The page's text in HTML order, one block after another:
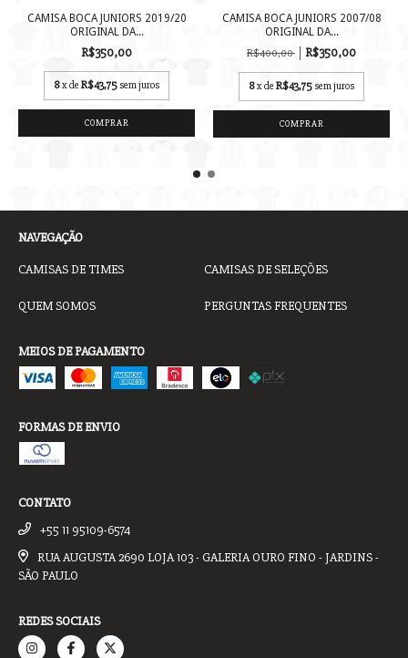
CAMISA BOCA JUNIORS 2019/20
ORIGINAL DA...
R$350,00
8x de R$43,75 sem juros
COMPRAR
CAMISA BOCA JUNIORS 2007/08
ORIGINAL DA...
R$400,00 R$350,00
8x de R$43,75 sem juros
COMPRAR
NAVEGAÇÃO
CAMISAS DE TIMES CAMISAS DE SELEÇÕES
QUEM SOMOS PERGUNTAS FREQUENTES
MEIOS DE PAGAMENTO
FORMAS DE ENVIO
CONTATO
+55 11 95109-6574
RUA AUGUSTA 2690 LOJA 103 - GALERIA OURO FINO - JARDINS -
SÃO PAULO
REDES SOCIAIS